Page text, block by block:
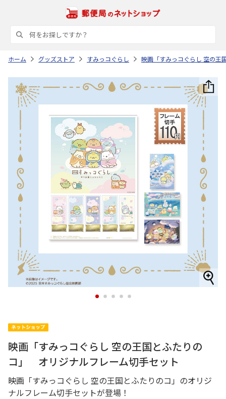
ホーム グッズストア すみっコぐらし 映画「すみっコぐらし 空の王
1 2 3 4 5
映画「すみっコぐらし 空の王国とふたりの
コ」 オリジナルフレーム切手セット
映画「すみっコぐらし 空の王国とふたりのコ」のオリジ
ナルフレーム切手セットが登場！